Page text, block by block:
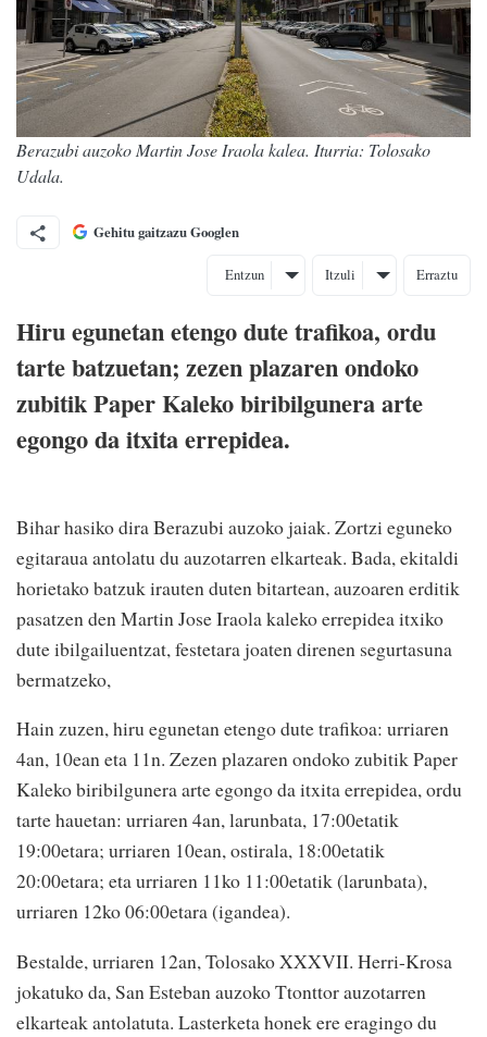
Berazubi auzoko Martin Jose Iraola kalea. Iturria: Tolosako
Udala.
Gehitu gaitzazu Googlen
Entzun Itzuli Erraztu
Hiru egunetan etengo dute trafikoa, ordu
tarte batzuetan; zezen plazaren ondoko
zubitik Paper Kaleko biribilgunera arte
egongo da itxita errepidea.
Bihar hasiko dira Berazubi auzoko jaiak. Zortzi eguneko
egitaraua antolatu du auzotarren elkarteak. Bada, ekitaldi
horietako batzuk irauten duten bitartean, auzoaren erditik
pasatzen den Martin Jose Iraola kaleko errepidea itxiko
dute ibilgailuentzat, festetara joaten direnen segurtasuna
bermatzeko,
Hain zuzen, hiru egunetan etengo dute trafikoa: urriaren
4an, 10ean eta 11n. Zezen plazaren ondoko zubitik Paper
Kaleko biribilgunera arte egongo da itxita errepidea, ordu
tarte hauetan: urriaren 4an, larunbata, 17:00etatik
19:00etara; urriaren 10ean, ostirala, 18:00etatik
20:00etara; eta urriaren 11ko 11:00etatik (larunbata),
urriaren 12ko 06:00etara (igandea).
Bestalde, urriaren 12an, Tolosako XXXVII. Herri-Krosa
jokatuko da, San Esteban auzoko Ttonttor auzotarren
elkarteak antolatuta. Lasterketa honek ere eragingo du